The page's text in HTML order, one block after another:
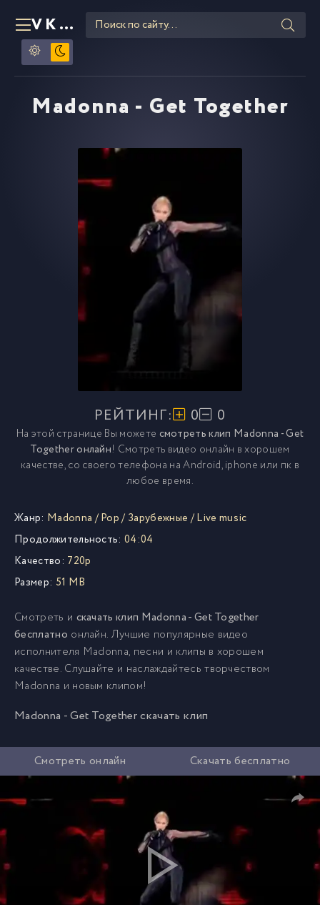
VKLIPE RU
Madonna - Get Together
РЕЙТИНГ: 0 0
На этой странице Вы можете смотреть клип Madonna - Get
Together онлайн! Смотреть видео онлайн в хорошем
качестве, со своего телефона на Android, iphone или пк в
любое время.
Жанр: Madonna /Pop/ Зарубежные /Live music
Продолжительность: 04:04
Качество: 720p
Размер: 51 MB
Смотреть и скачать клип Madonna - Get Together
бесплатно онлайн. Лучшие популярные видео
исполнителя Madonna, песни и клипы в хорошем
качестве. Слушайте и наслаждайтесь творчеством
Madonna и новым клипом!
Madonna - Get Together скачать клип
Смотреть онлайн Скачать бесплатно